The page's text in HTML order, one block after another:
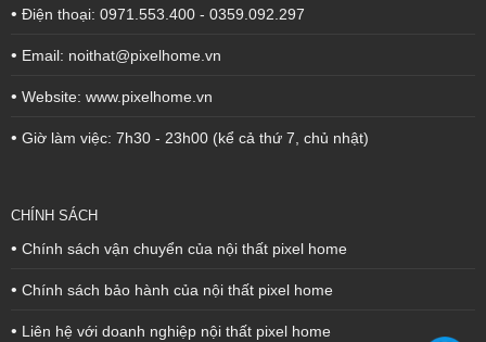
• Điện thoại: 0971.553.400 - 0359.092.297
• Email: noithat@pixelhome.vn
• Website: www.pixelhome.vn
• Giờ làm việc: 7h30 - 23h00 (kể cả thứ 7, chủ nhật)
CHÍNH SÁCH
• Chính sách vận chuyển của nội thất pixel home
• Chính sách bảo hành của nội thất pixel home
• Liên hệ với doanh nghiệp nội thất pixel home